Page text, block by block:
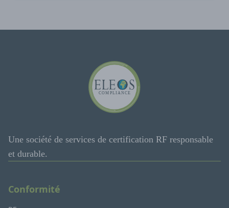
Une société de services de certification RF responsable
et durable.
Conformité